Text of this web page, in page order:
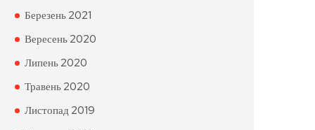
Березень 2021
Вересень 2020
Липень 2020
Травень 2020
Листопад 2019